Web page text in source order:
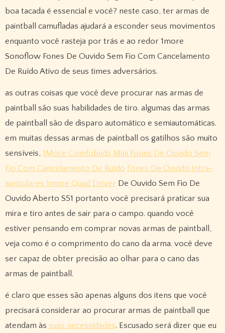
boa tacada é essencial e você? neste caso, ter armas de
paintball camufladas ajudará a esconder seus movimentos
enquanto você rasteja por trás e ao redor 1more
Sonoflow Fones De Ouvido Sem Fio Com Cancelamento
De Ruído Ativo de seus times adversários.
as outras coisas que você deve procurar nas armas de
paintball são suas habilidades de tiro. algumas das armas
de paintball são de disparo automático e semiautomáticas.
em muitas dessas armas de paintball os gatilhos são muito
sensíveis, 1More Comfobuds Mini Fones De Ouvido Sem
Fio Com Cancelamento De Ruído Fones De Ouvido Intra-
auriculares 1more Quad DriverDe Ouvido Sem Fio De
Ouvido Aberto S51 portanto você precisará praticar sua
mira e tiro antes de sair para o campo. quando você
estiver pensando em comprar novas armas de paintball,
veja como é o comprimento do cano da arma. você deve
ser capaz de obter precisão ao olhar para o cano das
armas de paintball.
é claro que esses são apenas alguns dos itens que você
precisará considerar ao procurar armas de paintball que
atendam às suas necessidades. Escusado será dizer que eu